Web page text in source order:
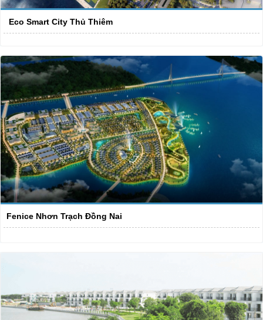
Eco Smart City Thủ Thiêm
Fenice Nhơn Trạch Đồng Nai